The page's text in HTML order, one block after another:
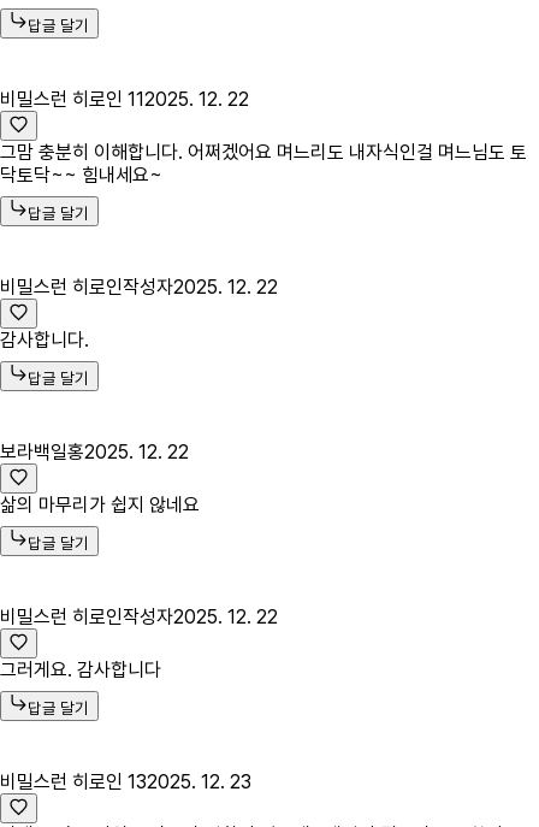
답글 달기
비밀스런 히로인 112025. 12. 22
그맘 충분히 이해합니다. 어쩌겠어요 며느리도 내자식인걸 며느님도 토
닥토닥~~ 힘내세요~
답글 달기
비밀스런 히로인작성자2025. 12. 22
감사합니다.
답글 달기
보라백일홍2025. 12. 22
삶의 마무리가 쉽지 않네요
답글 달기
비밀스런 히로인작성자2025. 12. 22
그러게요. 감사합니다
답글 달기
비밀스런 히로인 132025. 12. 23